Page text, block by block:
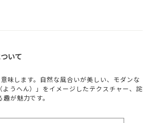
いて
味します。自然な風合いが美しい、モダンな
ようへん）」をイメージしたテクスチャー、詫
が魅力です。